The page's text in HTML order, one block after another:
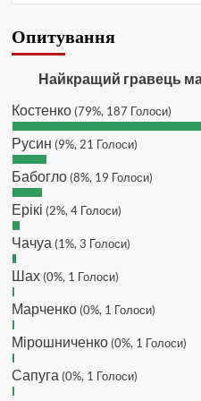
зараз скину.
SVAT :
завтра напишу в інстаграм
Hatsyk :SVAT, без проблем
кинув в ТГ
DJGycle : Tamada
Makiavelli :
Makiavelli :
MaRiO :Трансфери такі шо слів
провалу 🙁
Hatsyk:Makiavelli, вітаємо на
буде ще активніший з часом)
Hatsyk:Та Кузик ще ок, а
перспективи, хз хз
Опитування
Найкращий гравець
Костенко (79%, 187 Голоси)
Русин (9%, 21 Голоси)
Бабогло (8%, 19 Голоси)
Ерікі (2%, 4 Голоси)
Чачуа (1%, 3 Голоси)
Шах (0%, 1 Голоси)
Марченко (0%, 1 Голоси)
Мірошниченко (0%, 1 Голоси)
Сапуга (0%, 1 Голоси)